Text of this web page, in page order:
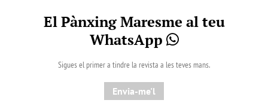
El Pànxing Maresme al teu
WhatsApp
Sigues el primer a tindre la revista a les teves mans.
Envia-me'l